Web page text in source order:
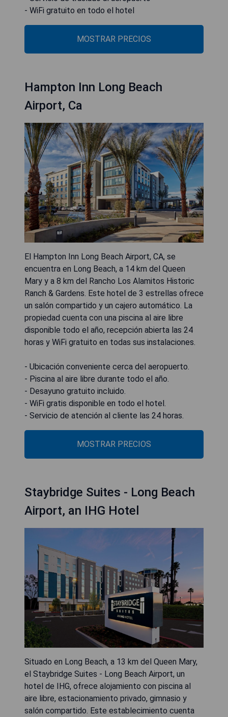
- WiFi gratuito en todo el hotel
MOSTRAR PRECIOS
Hampton Inn Long Beach
Airport, Ca
El Hampton Inn Long Beach Airport, CA, se
encuentra en Long Beach, a 14 km del Queen
Mary y a 8 km del Rancho Los Alamitos Historic
Ranch & Gardens. Este hotel de 3 estrellas ofrece
un salón compartido y un cajero automático. La
propiedad cuenta con una piscina al aire libre
disponible todo el año, recepción abierta las 24
horas y WiFi gratuito en todas sus instalaciones.
- Ubicación conveniente cerca del aeropuerto.
- Piscina al aire libre durante todo el año.
- Desayuno gratuito incluido.
- WiFi gratis disponible en todo el hotel.
- Servicio de atención al cliente las 24 horas.
MOSTRAR PRECIOS
Staybridge Suites - Long Beach
Airport, an IHG Hotel
Situado en Long Beach, a 13 km del Queen Mary,
el Staybridge Suites - Long Beach Airport, un
hotel de IHG, ofrece alojamiento con piscina al
aire libre, estacionamiento privado, gimnasio y
salón compartido. Este establecimiento cuenta